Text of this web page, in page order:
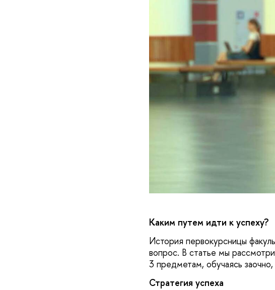
Каким путем идти к успеху?
История первокурсницы
вопрос. В статье мы
3 предметам, обучаясь
Стратегия успеха